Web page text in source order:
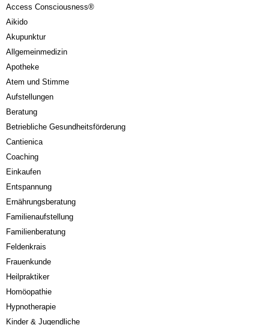
Access Consciousness®
Aikido
Akupunktur
Allgemeinmedizin
Apotheke
Atem und Stimme
Aufstellungen
Beratung
Betriebliche Gesundheitsförderung
Cantienica
Coaching
Einkaufen
Entspannung
Ernährungsberatung
Familienaufstellung
Familienberatung
Feldenkrais
Frauenkunde
Heilpraktiker
Homöopathie
Hypnotherapie
Kinder & Jugendliche